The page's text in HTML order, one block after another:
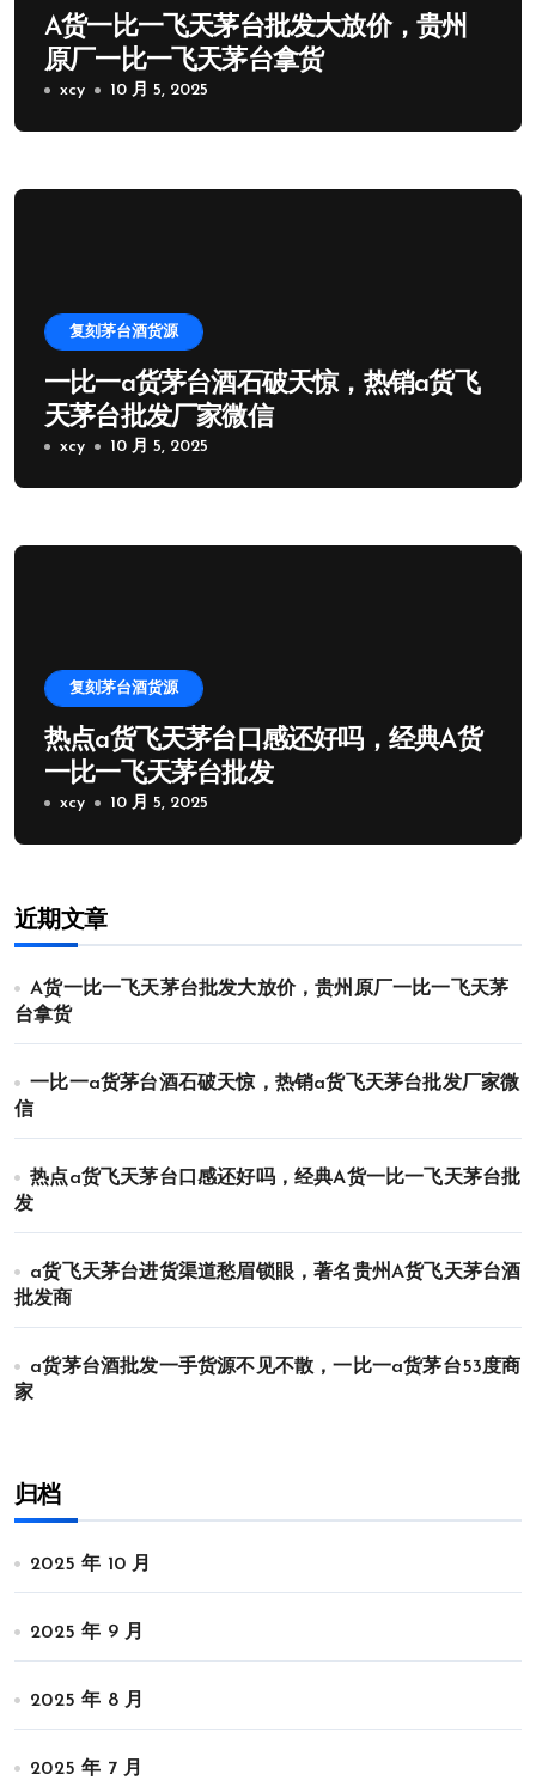
A货一比一飞天茅台批发大放价，贵州
原厂一比一飞天茅台拿货
xcy 10 月 5, 2025
复刻茅台酒货源
一比一a货茅台酒石破天惊，热销a货飞
天茅台批发厂家微信
xcy 10 月 5, 2025
复刻茅台酒货源
热点a货飞天茅台口感还好吗，经典A货
一比一飞天茅台批发
xcy 10 月 5, 2025
近期文章
A货一比一飞天茅台批发大放价，贵州原厂一比一飞天茅
台拿货
一比一a货茅台酒石破天惊，热销a货飞天茅台批发厂家微
信
热点a货飞天茅台口感还好吗，经典A货一比一飞天茅台批
发
a货飞天茅台进货渠道愁眉锁眼，著名贵州A货飞天茅台酒
批发商
a货茅台酒批发一手货源不见不散，一比一a货茅台53度商
家
归档
2025 年 10 月
2025 年 9 月
2025 年 8 月
2025 年 7 月